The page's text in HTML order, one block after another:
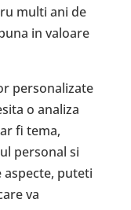
multi ani de
in valoare
personalizate
o analiza
fi tema,
personal si
aspecte, puteti
va